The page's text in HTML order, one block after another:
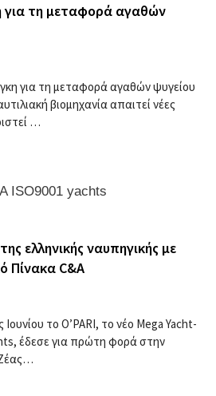
για τη μεταφορά αγαθών
για τη μεταφορά αγαθών ψυγείου
βιομηχανία απαιτεί νέες
…
ελληνικής ναυπηγικής με
Πίνακα C&A
το O’PARI, το νέο Mega Yacht-
έδεσε για πρώτη φορά στην